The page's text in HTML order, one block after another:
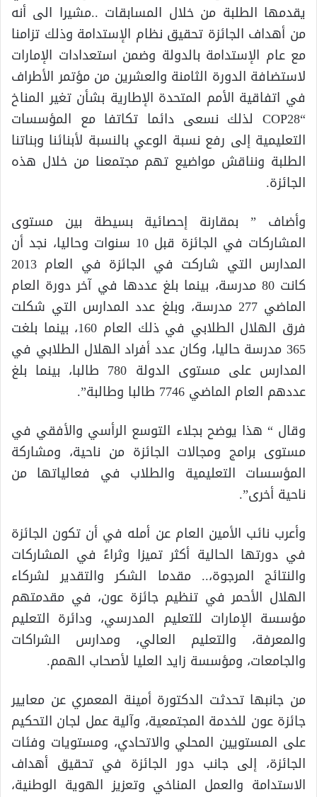
يقدمها الطلبة من خلال المسابقات ..مشيرا الى أنه
من أهداف الجائزة تحقيق نظام الإستدامة وذلك تزامنا
مع عام الإستدامة بالدولة وضمن استعدادات الإمارات
لاستضافة الدورة الثامنة والعشرين من مؤتمر الأطراف
في اتفاقية الأمم المتحدة الإطارية بشأن تغير المناخ
“COP28 لذلك نسعى دائما تكاتفا مع المؤسسات
التعليمية إلى رفع نسبة الوعي بالنسبة لأبنائنا وبناتنا
الطلبة ونناقش مواضيع تهم مجتمعنا من خلال هذه
الجائزة.
وأضاف ” بمقارنة إحصائية بسيطة بين مستوى
المشاركات في الجائزة قبل 10 سنوات وحاليا، نجد أن
المدارس التي شاركت في الجائزة في العام 2013
كانت 80 مدرسة، بينما بلغ عددها في آخر دورة العام
الماضي 277 مدرسة، وبلغ عدد المدارس التي شكلت
فرق الهلال الطلابي في ذلك العام 160، بينما بلغت
365 مدرسة حاليا، وكان عدد أفراد الهلال الطلابي في
المدارس على مستوى الدولة 780 طالبا، بينما بلغ
عددهم العام الماضي 7746 طالبا وطالبة”.
وقال “ هذا يوضح بجلاء التوسع الرأسي والأفقي في
مستوى برامج ومجالات الجائزة من ناحية، ومشاركة
المؤسسات التعليمية والطلاب في فعالياتها من
ناحية أخرى”.
وأعرب نائب الأمين العام عن أمله في أن تكون الجائزة
في دورتها الحالية أكثر تميزا وثراءً في المشاركات
والنتائج المرجوة،.. مقدما الشكر والتقدير لشركاء
الهلال الأحمر في تنظيم جائزة عون، في مقدمتهم
مؤسسة الإمارات للتعليم المدرسي، ودائرة التعليم
والمعرفة، والتعليم العالي، ومدارس الشراكات
والجامعات، ومؤسسة زايد العليا لأصحاب الهمم.
من جانبها تحدثت الدكتورة أمينة المعمري عن معايير
جائزة عون للخدمة المجتمعية، وآلية عمل لجان التحكيم
على المستويين المحلي والاتحادي، ومستويات وفئات
الجائزة، إلى جانب دور الجائزة في تحقيق أهداف
الاستدامة والعمل المناخي وتعزيز الهوية الوطنية،